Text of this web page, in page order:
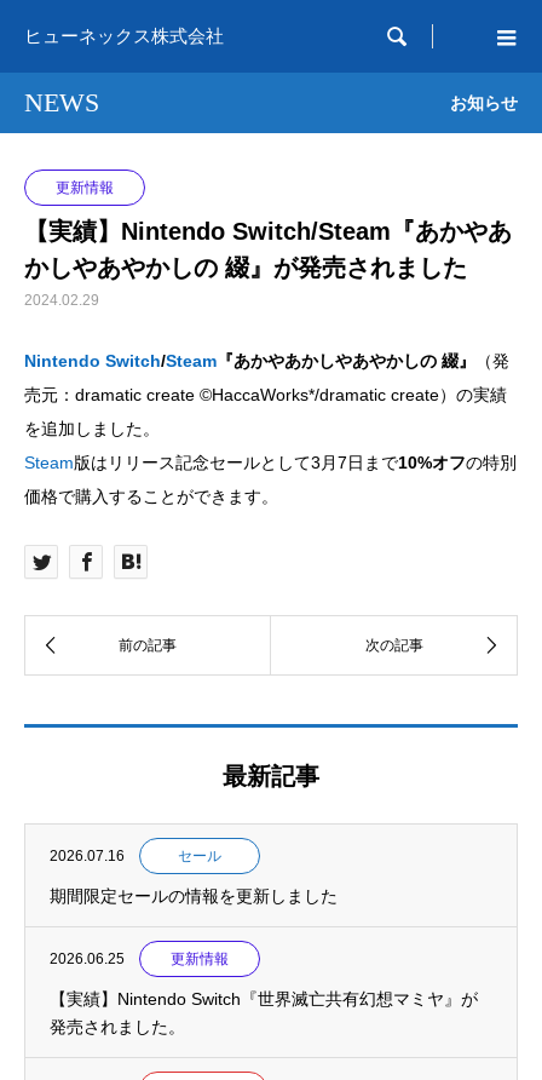
ヒューネックス株式会社 
NEWS お知らせ
更新情報
【実績】Nintendo Switch/Steam『あかやあ
かしやあやかしの 綴』が発売されました
2024.02.29
Nintendo Switch/Steam 『あかやあかしやあやかしの 綴』
（発
売元：dramatic create ©HaccaWorks*/dramatic create）の実績
を追加しました。
Steam版はリリース記念セールとして3月7日まで10%オフの特別
価格で購入することができます。
最新記事
2026.07.16 セール
期間限定セールの情報を更新しました
2026.06.25 更新情報
【実績】Nintendo Switch『世界滅亡共有幻想マミヤ』が
発売されました。